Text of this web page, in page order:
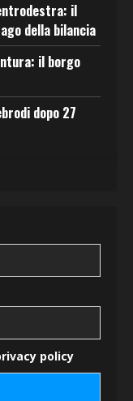
il
della bilancia
il borgo
dopo 27
policy